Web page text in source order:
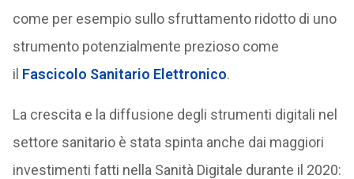
come per esempio sullo sfruttamento ridotto di uno
strumento potenzialmente prezioso come
il Fascicolo Sanitario Elettronico.
La crescita e la diffusione degli strumenti digitali nel
settore sanitario è stata spinta anche dai maggiori
investimenti fatti nella Sanità Digitale durante il 2020: